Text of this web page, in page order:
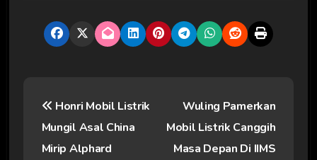
Honri Mobil Listrik
Mungil Asal China
Mirip Alphard
Wuling Pamerkan
Mobil Listrik Canggih
Masa Depan Di IIMS